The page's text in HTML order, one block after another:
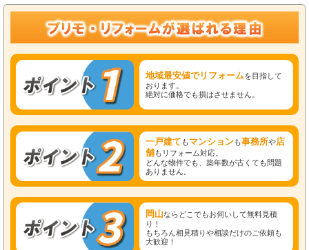
地域最安値でリフォームを目指して
おります。
絶対に価格でも損はさせません。
一戸建て もマンションも事務所や店
舗もリフォーム対応。
どんな物件でも、築年数が古くても問題
ありません。
岡山ならどこでもお伺いして無料見積
り！
もちろん相見積りや相談だけのご依頼も
大歓迎！